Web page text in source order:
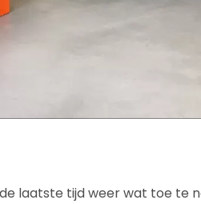
laatste tijd weer wat toe te